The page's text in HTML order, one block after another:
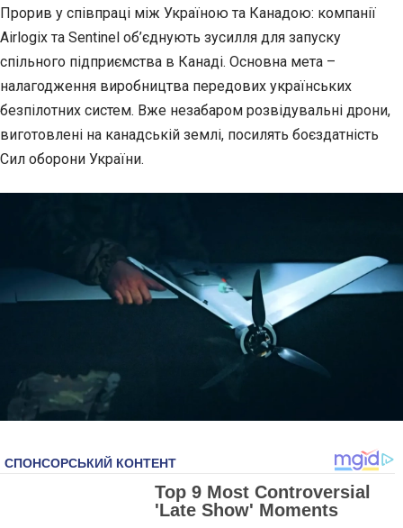
Прорив у співпраці між Україною та Канадою: компанії
Airlogix та Sentinel об’єднують зусилля для запуску
спільного підприємства в Канаді. Основна мета –
налагодження виробництва передових українських
безпілотних систем. Вже незабаром розвідувальні дрони,
виготовлені на канадській землі, посилять боєздатність
Сил оборони України.